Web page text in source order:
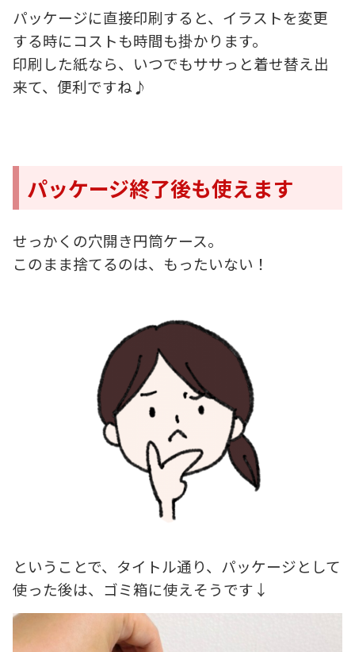
パッケージに直接印刷すると、イラストを変更
する時にコストも時間も掛かります。
印刷した紙なら、いつでもササっと着せ替え出
来て、便利ですね♪
パッケージ終了後も使えます
せっかくの穴開き円筒ケース。
このまま捨てるのは、もったいない！
ということで、タイトル通り、パッケージとして
使った後は、ゴミ箱に使えそうです↓